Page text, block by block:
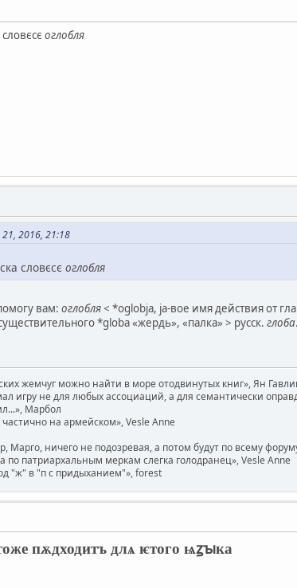
оглобля
2016, 21:18
словєсє оглобля
вам: оглобля< *oglobja, ja-вое имя действия от
*globa «жердь», «палка» > русск. глоба.
жемчуг можно найти в море отодвинутых книг», Ян
игру не для любых ассоциаций, а для семантически
Марбол
на армейском», Vesle Anne
Марго, ничего не подозревая, а потом будут по всему
патриархальным меркам слегка голодранец», Vesle Anne
"ж" в "п с придыханием"», forest
пѫдходитъ длѧ​ ѥтого​ ​ѩꙁꙑка​